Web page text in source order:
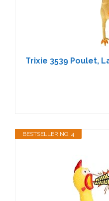
Trixie 3539 Poulet,
BESTSELLER NO. 4